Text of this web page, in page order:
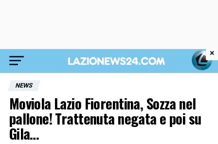
NEWS
Moviola Lazio Fiorentina, Sozza nel
pallone! Trattenuta negata e poi su
Gila…
×